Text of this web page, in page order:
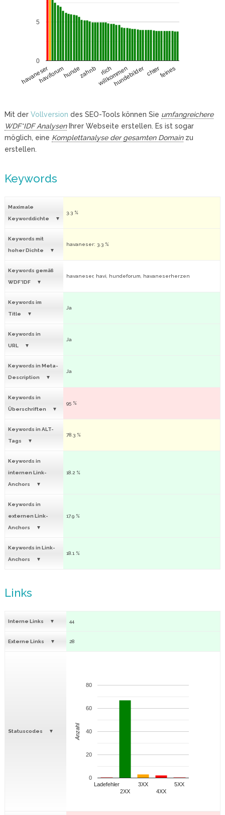
havaneserhaviforumhundezahnb rlich
willkommen
hundebilder chterfeines
0
5
Mit der Vollversion des SEO-Tools können Sie umfangreichere
WDF*IDF AnalysenIhrer Webseite erstellen. Es ist sogar
möglich, eine Komplettanalyse der gesamten Domainzu
erstellen.
Keywords
Maximale
Keyworddichte
3.3 %
Keywords mit
hoher Dichte
havaneser: 3.3 %
Keywords gemäß
WDF*IDF
havaneser, havi, hundeforum, havaneserherzen
Keywords im
Title
Ja
Keywords in
URL
Ja
Keywords in Meta-
Description
Ja
Keywords in
Überschriften
95 %
Keywords in ALT-
Tags
78.3 %
Keywords in
internen Link-
Anchors
18.2 %
Keywords in
externen Link-
Anchors
17.9 %
Keywords in Link-
Anchors
18.1 %
Links
Interne Links 44
Externe Links 28
Statuscodes
Ladefehler
2XX
3XX
4XX
5XX
0
20
40
60
80
Anzahl